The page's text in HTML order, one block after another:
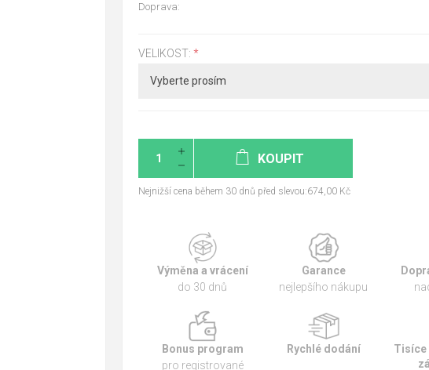
Doprava:
VELIKOST: *
KOUPIT
Nejnižší cena během 30 dnů před slevou:674,00 Kč
Výměna a vrácení
do 30 dnů
Garance
nejlepšího nákupu
Bonus program
pro registrované
Rychlé dodání
Tisíce